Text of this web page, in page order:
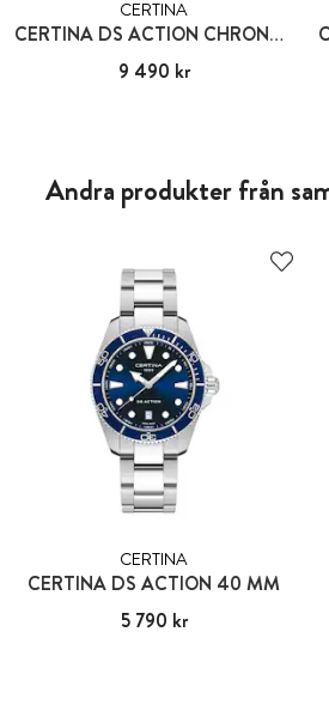
CERTINA
CERTINA DS ACTION CHRONO TITAN
Pris :9 490 kr
9 490 kr
Andra produkter från
CERTINA
CERTINA DS ACTION 40 MM
Pris :5 790 kr
5 790 kr